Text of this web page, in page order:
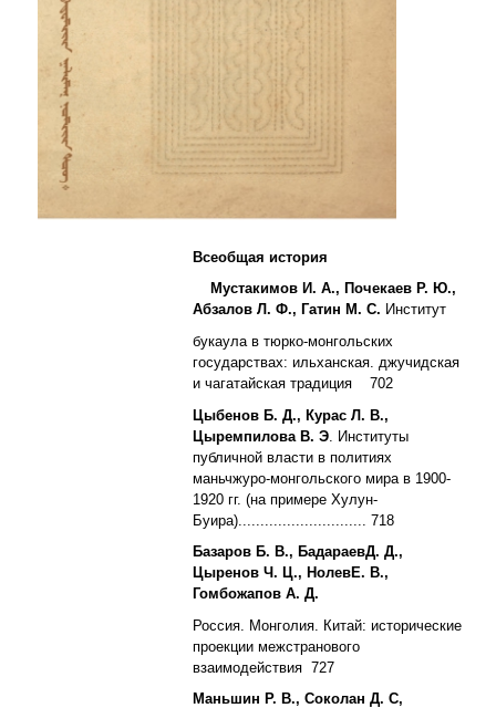
Всеобщая история
Мустакимов И. А., Почекаев Р. Ю.,
Абзалов Л. Ф., Гатин М. С. Институт
букаула в тюрко-монгольских
государствах: ильханская. джучидская
и чагатайская традиция 702
Цыбенов Б. Д., Курас Л. В.,
Цыремпилова В. Э. Институты
публичной власти в политиях
маньчжуро-монгольского мира в 1900-
1920 гг. (на примере Хулун-
Буира)............................. 718
Базаров Б. В., БадараевД. Д.,
Цыренов Ч. Ц., НолевЕ. В.,
Гомбожапов А. Д.
Россия. Монголия. Китай: исторические
проекции межстранового
взаимодействия 727
Маньшин Р. В., Соколан Д. С,